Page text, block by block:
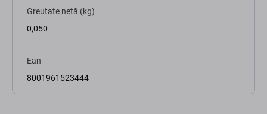
Greutate netă (kg)
0,050
Ean
8001961523444